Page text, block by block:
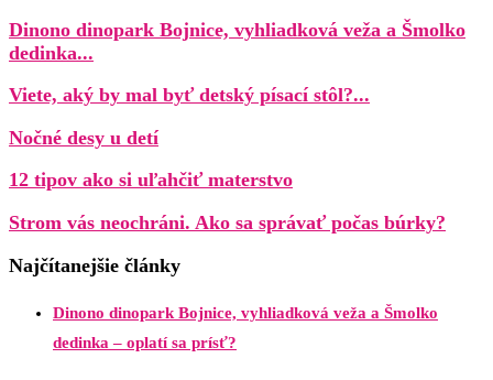
Dinono dinopark Bojnice, vyhliadková veža a Šmolko
dedinka...
Viete, aký by mal byť detský písací stôl?...
Nočné desy u detí
12 tipov ako si uľahčiť materstvo
Strom vás neochráni. Ako sa správať počas búrky?
Najčítanejšie články
Dinono dinopark Bojnice, vyhliadková veža a Šmolko
dedinka – oplatí sa prísť?